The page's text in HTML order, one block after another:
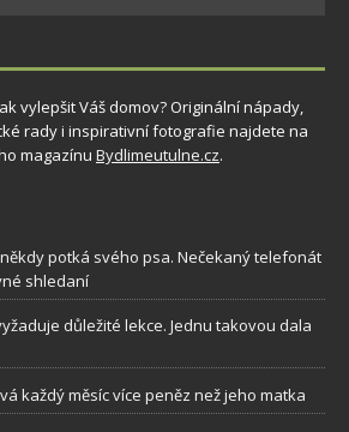
vylepšit Váš domov? Originální nápady,
rady i inspirativní fotografie najdete na
magazínu Bydlimeutulne.cz.
potká svého psa. Nečekaný telefonát
shledaní
důležité lekce. Jednu takovou dala
každý měsíc více peněz než jeho matka